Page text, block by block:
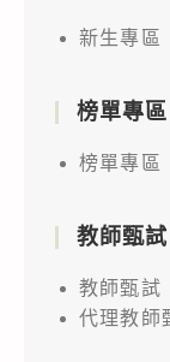
新生專區
榜單專區
榜單專區
教師甄試
教師甄試
代理教師